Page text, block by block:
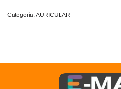
Categoría:AURICULAR